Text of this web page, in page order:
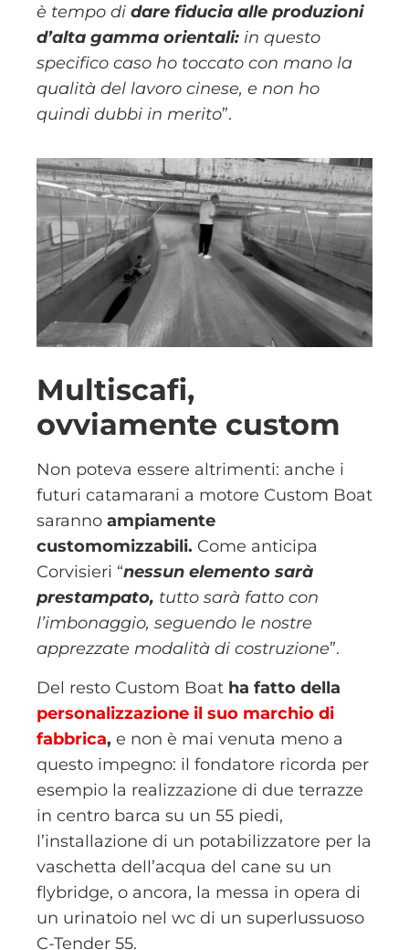
è tempo di dare fiducia alle produzioni
d’alta gamma orientali: in questo
specifico caso ho toccato con mano la
qualità del lavoro cinese, e non ho
quindi dubbi in merito”.
Multiscafi,
ovviamente custom
Non poteva essere altrimenti: anche i
futuri catamarani a motore Custom Boat
saranno ampiamente
customomizzabili. Come anticipa
Corvisieri “nessun elemento sarà
prestampato, tutto sarà fatto con
l’imbonaggio, seguendo le nostre
apprezzate modalità di costruzione”.
Del resto Custom Boat ha fatto della
personalizzazione il suo marchio di
fabbrica, e non è mai venuta meno a
questo impegno: il fondatore ricorda per
esempio la realizzazione di due terrazze
in centro barca su un 55 piedi,
l’installazione di un potabilizzatore per la
vaschetta dell’acqua del cane su un
flybridge, o ancora, la messa in opera di
un urinatoio nel wc di un superlussuoso
C-Tender 55.